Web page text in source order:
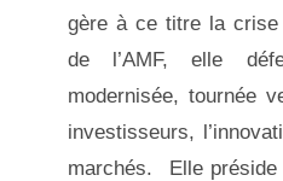
gère à ce titre la
de l’AMF, elle
modernisée, tournée
investisseurs,
marchés. Elle préside